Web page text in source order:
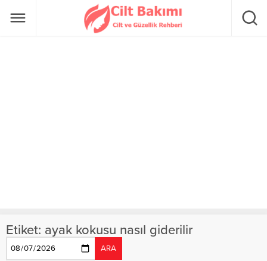
Etiket: ayak kokusu nasıl giderilir
ARA